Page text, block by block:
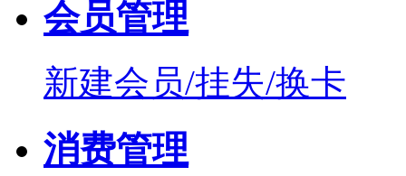
会员管理
新建会员/挂失/换卡
消费管理